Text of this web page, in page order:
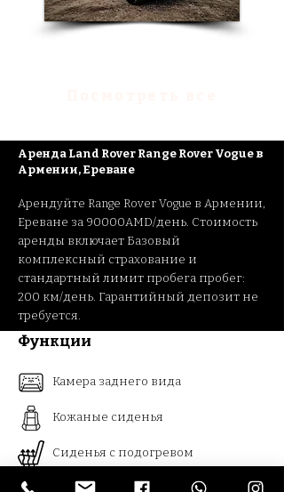
Аренда Land Rover Range Rover Vogue в
Армении, Ереване
Арендуйте Range Rover Vogue в Армении,
Ереване за 90000AMD/день. Стоимость
аренды включает Базовый
комплексный страхование и
стандартный лимит пробега пробег:
200 км/день. Гарантийный депозит не
требуется.
Функции
Камера заднего вида
Кожаные сиденья
Сиденья с подогревом
Bluetooth